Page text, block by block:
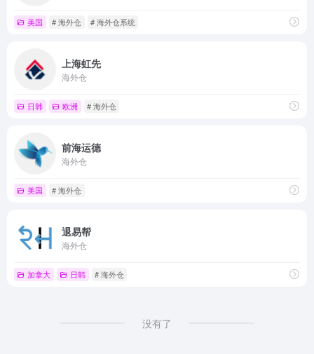
美国 # 海外仓 # 海外仓系统
上海虹先
海外仓
日韩 欧洲 # 海外仓
前海运德
海外仓
美国 # 海外仓
退易帮
海外仓
加拿大 日韩 # 海外仓
没有了